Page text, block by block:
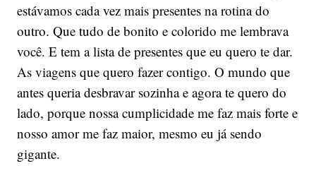
estávamos cada vez mais presentes na rotina do
outro. Que tudo de bonito e colorido me lembrava
você. E tem a lista de presentes que eu quero te dar.
As viagens que quero fazer contigo. O mundo que
antes queria desbravar sozinha e agora te quero do
lado, porque nossa cumplicidade me faz mais forte e
nosso amor me faz maior, mesmo eu já sendo
gigante.